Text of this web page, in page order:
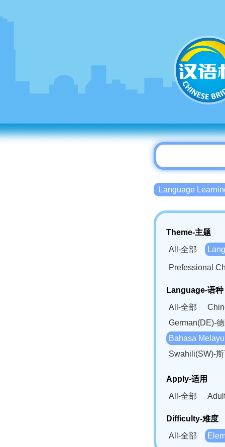
Language
Theme-主题
All-全部
Prefessional
Language-语种
All-全部
German(DE)-
Bahasa
Swahili(SW)-
Apply-适用
All-全部
Difficulty-难度
All-全部